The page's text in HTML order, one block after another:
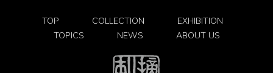
TOP COLLECTION
EXHIBITION
TOPICS
NEWS ABOUT US